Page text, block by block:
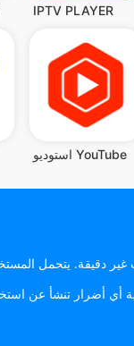
IPTV PLAYER
استوديو YouTube